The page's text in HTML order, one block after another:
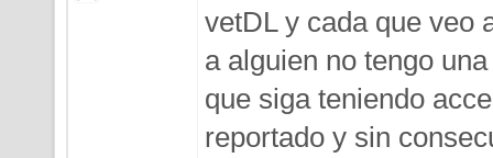
vetDL y cada que veo
a alguien no tengo
que siga teniendo
reportado y sin